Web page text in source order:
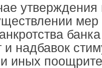
утверждения
мер
банка
надбавок
иных